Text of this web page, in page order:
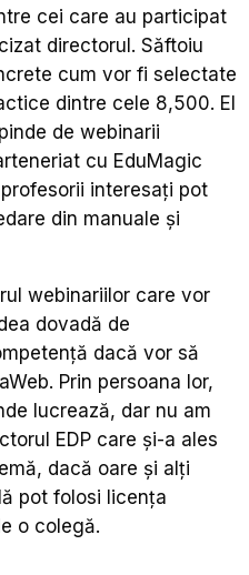
cei care au participat
directorul. Săftoiu
cum vor fi selectate
dintre cele 8,500. El
de webinarii
cu EduMagic
interesați pot
din manuale și
webinariilor care vor
dovadă de
dacă vor să
Prin persoana lor,
lucrează, dar nu am
EDP care și-a ales
dacă oare și alți
pot folosi licența
o colegă.